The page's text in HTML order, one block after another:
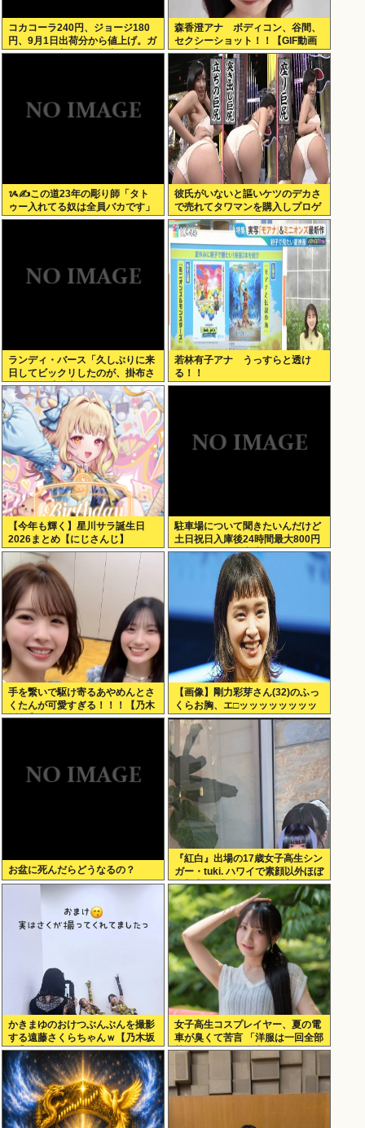
コカコーラ240円、ジョージ180
円、9月1日出荷分から値上げ。ガ
ソリンより高いとか意味不明すぎ
森香澄アナ ボディコン、谷間、
セクシーショット！！【GIF動画
あり】
ᝰ✍この道23年の彫り師「タト
ゥー入れてる奴は全員バカです」
彼氏がいないと謳いケツのデカさ
で売れてタワマンを購入しプロゲ
ーマーと結婚したグラドル、息子
が「自閉スペクトラム症」と診断
され泣く
ランディ・バース「久しぶりに来
日してビックリしたのが、掛布さ
んの髪の毛が増えていた。岡田さ
んは髪の毛がなくなってた」
若林有子アナ うっすらと透け
る！！
【今年も輝く】星川サラ誕生日
2026まとめ【にじさんじ】
駐車場について聞きたいんだけど
土日祝日入庫後24時間最大800円
って日曜いれて出庫日が平日の場
合料金どうなるの
手を繋いで駆け寄るあやめんとさ
くたんが可愛すぎる！！！【乃木
坂46】
【画像】剛力彩芽さん(32)のふっ
くらお胸、エ□ッッッッッッッッ
ッッッッッッッ！
お盆に死んだらどうなるの？
『紅白』出場の17歳女子高生シン
ガー・tuki. ハワイで素顔以外ほぼ
全部出し 「隠しきれない美貌」と
SNSざわつく
かきまゆのおけつぶんぶんを撮影
する遠藤さくらちゃんｗ【乃木坂
46】
女子高生コスプレイヤー、夏の電
車が臭くて苦言 「洋服は一回全部
熱湯につけよう！洗濯機はキッチ
ンハイター薄めた水で一回まわそ
う！」